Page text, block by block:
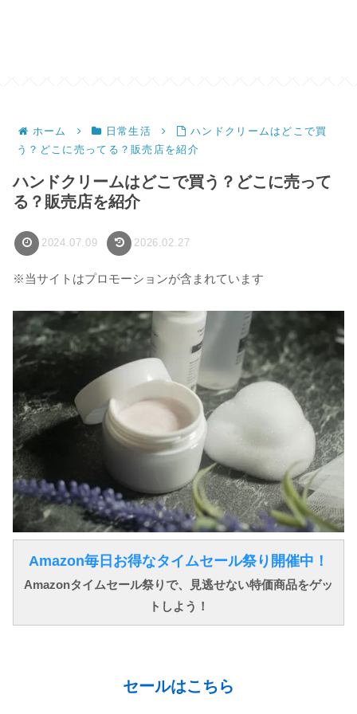
ホーム 日常生活
ハンドクリームはどこで買
う？どこに売ってる？販売店を紹介
ハンドクリームはどこで買う？どこに売って
る？販売店を紹介
2024.07.09 2026.02.27
※当サイトはプロモーションが含まれています
Amazon毎日お得なタイムセール祭り開催中！
Amazonタイムセール祭りで、見逃せない特価商品をゲッ
トしよう！
セールはこちら